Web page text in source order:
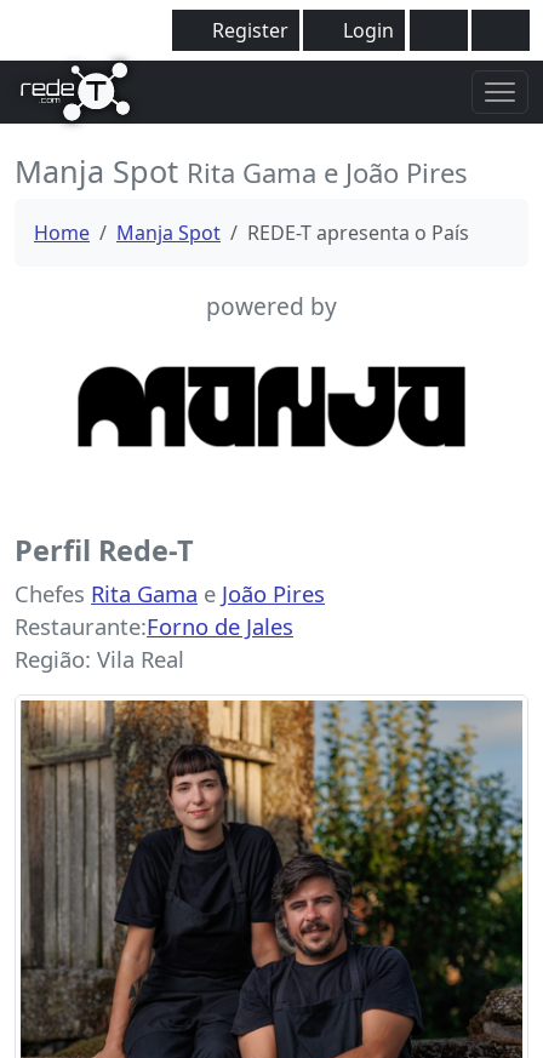
Register Login
Manja Spot Rita Gama e João Pires
Home Manja Spot REDE-T apresenta o País
powered by
Perfil Rede-T
Chefes Rita Gama e João Pires
Restaurante:Forno de Jales
Região: Vila Real